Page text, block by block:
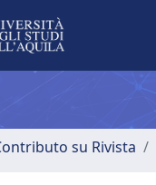
su Rivista